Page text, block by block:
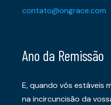
contato@ongrace.com
Ano da Remissão
E, quando vós estáveis
na incircuncisão da